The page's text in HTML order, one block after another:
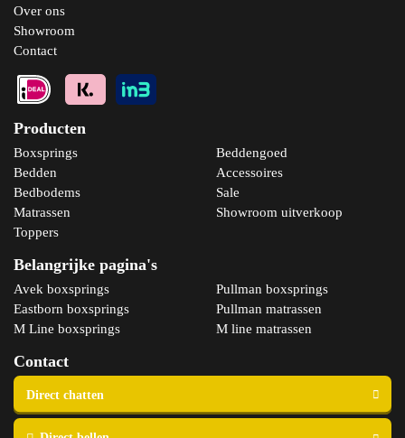
Over ons
Showroom
Contact
Producten
Boxsprings
Bedden
Bedbodems
Matrassen
Toppers
Beddengoed
Accessoires
Sale
Showroom uitverkoop
Belangrijke pagina's
Avek boxsprings
Eastborn boxsprings
M Line boxsprings
Pullman boxsprings
Pullman matrassen
M line matrassen
Contact